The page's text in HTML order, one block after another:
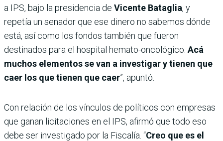
a IPS, bajo la presidencia de Vicente Bataglia, y
repetía un senador que ese dinero no sabemos dónde
está, así como los fondos también que fueron
destinados para el hospital hemato-oncológico. Acá
muchos elementos se van a investigar y tienen que
caer los que tienen que caer”, apuntó.
Con relación de los vínculos de políticos con empresas
que ganan licitaciones en el IPS, afirmó que todo eso
debe ser investigado por la Fiscalía. “Creo que es el